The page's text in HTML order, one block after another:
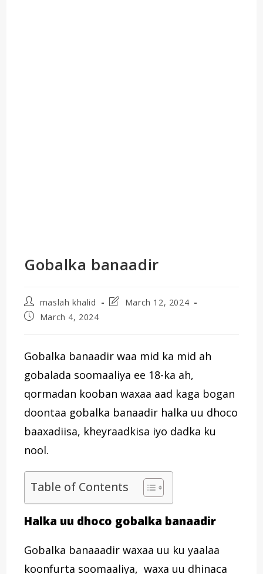
Gobalka banaadir
Post
author:
maslah khalid
PostMarch 12, 2024
PostMarch 4, 2024
Gobalka banaadir waa mid ka mid ah
gobalada soomaaliya ee 18-ka ah,
qormadan kooban waxaa aad kaga bogan
doontaa gobalka banaadir halka uu dhoco
baaxadiisa, kheyraadkisa iyo dadka ku
nool.
Table of Contents
Halka uu dhoco gobalka banaadir
Gobalka banaaadir waxaa uu ku yaalaa
koonfurta soomaaliya, waxa uu dhinaca